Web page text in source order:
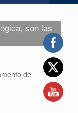
son las
de